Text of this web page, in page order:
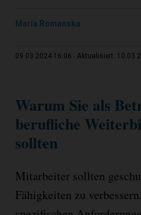
Maria Romanska
09.03.2024 16:06 Aktualisiert:
Warum Sie als
berufliche
sollten
Mitarbeiter sollten
Fähigkeiten zu